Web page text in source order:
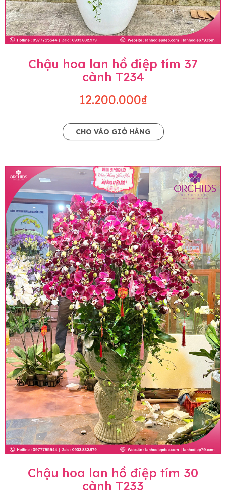
Chậu hoa lan hồ điệp tím 37
cành T234
12.200.000₫
CHO VÀO GIỎ HÀNG
Chậu hoa lan hồ điệp tím 30
cành T233